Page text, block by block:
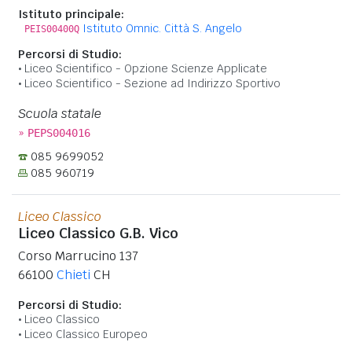
Istituto principale:
PEIS00400Q Istituto Omnic. Città S. Angelo
Percorsi di Studio:
Liceo Scientifico - Opzione Scienze Applicate
Liceo Scientifico - Sezione ad Indirizzo Sportivo
Scuola statale
» PEPS004016
085 9699052
085 960719
Liceo Classico
Liceo Classico G.B. Vico
Corso Marrucino 137
66100 Chieti CH
Percorsi di Studio:
Liceo Classico
Liceo Classico Europeo